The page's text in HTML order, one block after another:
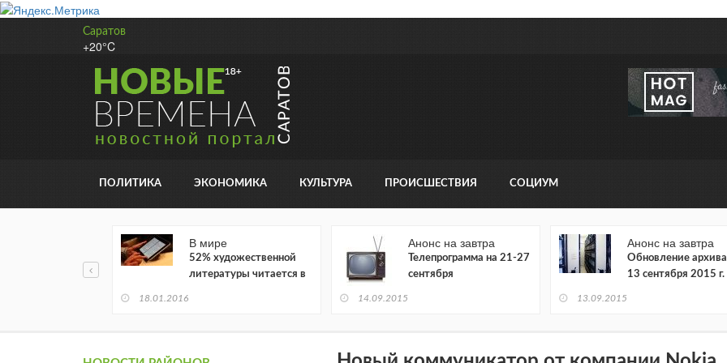
Саратов
+20°C
ПОЛИТИКА ЭКОНОМИКА КУЛЬТУРА ПРОИСШЕСТВИЯ СОЦИУМ
В мире
52% художественной
литературы читается в
18.01.2016
Анонс на завтра
Телепрограмма на 21-27
сентября
14.09.2015
Анонс на завтра
Обновление архива
13 сентября 2015 г.
13.09.2015